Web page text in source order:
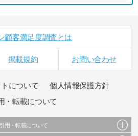
顧客満足度調査とは
掲載規約 お問い合わせ
について
個人情報保護方針
・転載について
引用・転載について